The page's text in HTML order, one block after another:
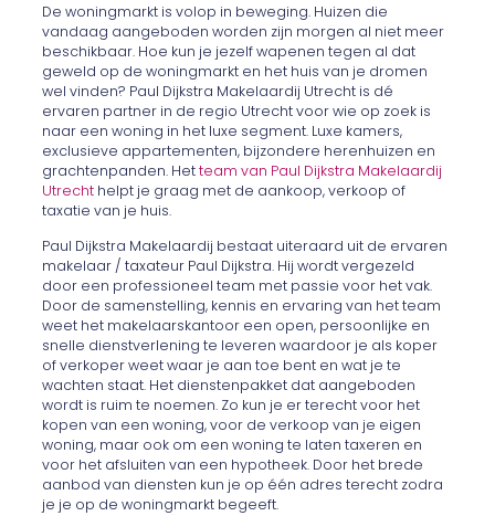
De woningmarkt is volop in beweging. Huizen die
vandaag aangeboden worden zijn morgen al niet meer
beschikbaar. Hoe kun je jezelf wapenen tegen al dat
geweld op de woningmarkt en het huis van je dromen
wel vinden? Paul Dijkstra Makelaardij Utrecht is dé
ervaren partner in de regio Utrecht voor wie op zoek is
naar een woning in het luxe segment. Luxe kamers,
exclusieve appartementen, bijzondere herenhuizen en
grachtenpanden. Hetteam van Paul Dijkstra Makelaardij
Utrecht helpt je graag met de aankoop, verkoop of
taxatie van je huis.
Paul Dijkstra Makelaardij bestaat uiteraard uit de ervaren
makelaar / taxateur Paul Dijkstra. Hij wordt vergezeld
door een professioneel team met passie voor het vak.
Door de samenstelling, kennis en ervaring van het team
weet het makelaarskantoor een open, persoonlijke en
snelle dienstverlening te leveren waardoor je als koper
of verkoper weet waar je aan toe bent en wat je te
wachten staat. Het dienstenpakket dat aangeboden
wordt is ruim te noemen. Zo kun je er terecht voor het
kopen van een woning, voor de verkoop van je eigen
woning, maar ook om een woning te laten taxeren en
voor het afsluiten van een hypotheek. Door het brede
aanbod van diensten kun je op één adres terecht zodra
je je op de woningmarkt begeeft.